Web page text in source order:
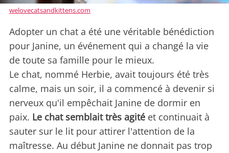
welovecatsandkittens.com
Adopter un chat a été une véritable bénédiction
pour Janine, un événement qui a changé la vie
de toute sa famille pour le mieux.
Le chat, nommé Herbie, avait toujours été très
calme, mais un soir, il a commencé à devenir si
nerveux qu'il empêchait Janine de dormir en
paix. Le chat semblait très agité et continuait à
sauter sur le lit pour attirer l'attention de la
maîtresse. Au début Janine ne donnait pas trop